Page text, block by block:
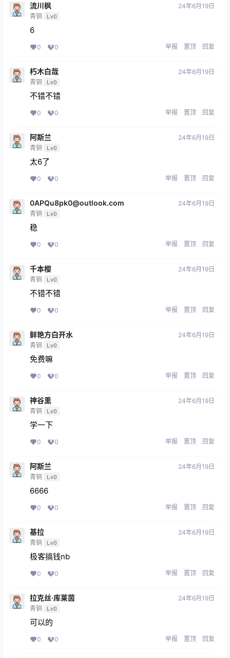
流川枫
青铜 Lv0
24年6月19日
6
0 0 举报 置顶 回复
朽木白哉
青铜 Lv0
24年6月19日
不错不错
0 0 举报 置顶 回复
阿斯兰
青铜 Lv0
24年6月19日
太6了
0 0 举报 置顶 回复
0APQu8pk0@outlook.com
青铜 Lv0
24年6月19日
稳
0 0 举报 置顶 回复
千本樱
青铜 Lv0
24年6月19日
不错不错
0 0 举报 置顶 回复
鲜艳方白开水
青铜 Lv0
24年6月19日
免费嘛
0 0 举报 置顶 回复
神谷熏
青铜 Lv0
24年6月19日
学一下
0 0 举报 置顶 回复
阿斯兰
青铜 Lv0
24年6月19日
6666
0 0 举报 置顶 回复
基拉
青铜 Lv0
24年6月19日
极客搞钱nb
0 0 举报 置顶 回复
拉克丝·库莱茵
青铜 Lv0
24年6月19日
可以的
0 0 举报 置顶 回复